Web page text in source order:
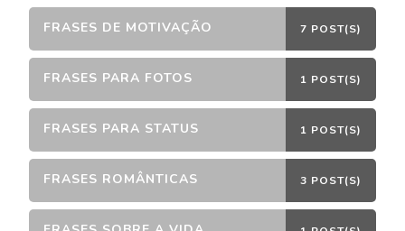
FRASES DE MOTIVAÇÃO 7 POST(S)
FRASES PARA FOTOS 1 POST(S)
FRASES PARA STATUS 1 POST(S)
FRASES ROMÂNTICAS 3 POST(S)